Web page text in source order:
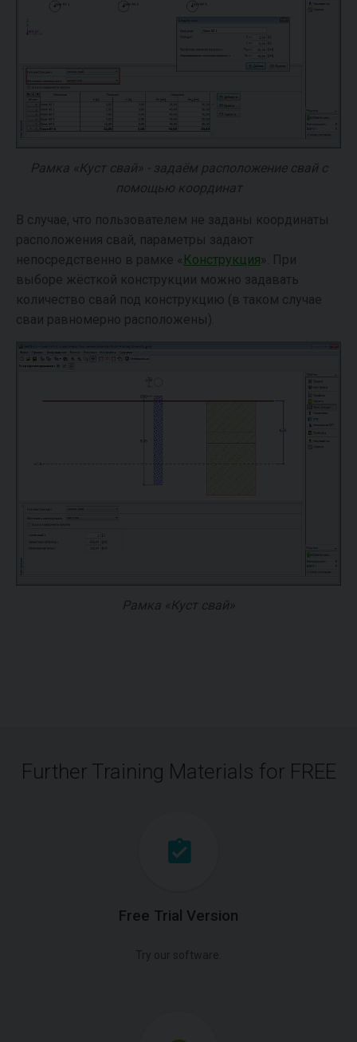
Рамка «Куст свай» - задаём расположение свай с
помощью координат
В случае, что пользователем не заданы координаты
расположения свай, параметры задают
непосредственно в рамке « Конструкция ». При
выборе жёсткой конструкции можно задавать
количество свай под конструкцию (в таком случае
сваи равномерно расположены).
Рамка «Куст свай»
Further Training Materials for FREE
Free Trial Version